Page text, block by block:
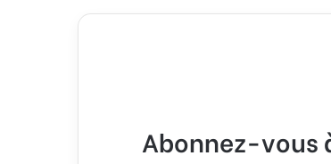
ok
e
Abonnez-vous